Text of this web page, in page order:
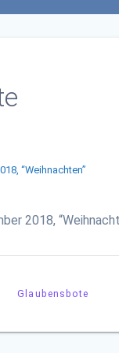
“Weihnachten”
2018,
Glaubensbote